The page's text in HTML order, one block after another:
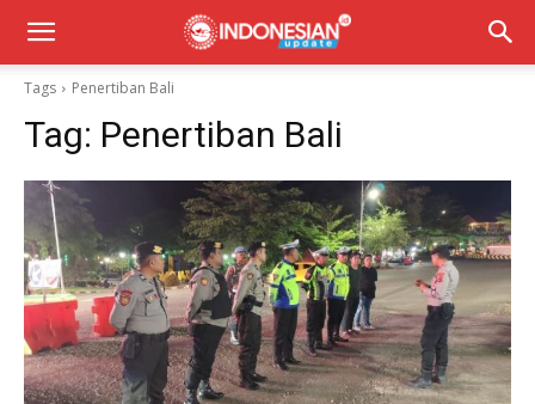
Tags Penertiban Bali
Tag: Penertiban Bali